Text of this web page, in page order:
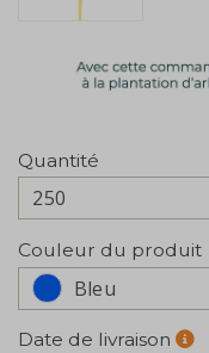
Quantité
250
Couleur du produit
Bleu
Date de livraison